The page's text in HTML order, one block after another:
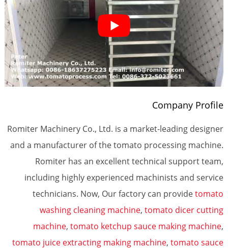
Company Profile
Romiter Machinery Co., Ltd. is a market-leading designer
and a manufacturer of the tomato processing machine.
Romiter has an excellent technical support team,
including highly experienced machinists and service
technicians. Now, Our factory can providetomato
washing cleaning machine,tomato dicer cutting
machine,tomato ketchup sauce making machine,
tomato juice extracting making machine,tomato sauce